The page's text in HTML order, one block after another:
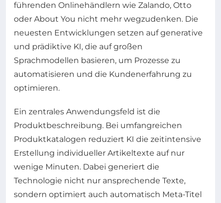
führenden Onlinehändlern wie Zalando, Otto
oder About You nicht mehr wegzudenken. Die
neuesten Entwicklungen setzen auf generative
und prädiktive KI, die auf großen
Sprachmodellen basieren, um Prozesse zu
automatisieren und die Kundenerfahrung zu
optimieren.
Ein zentrales Anwendungsfeld ist die
Produktbeschreibung. Bei umfangreichen
Produktkatalogen reduziert KI die zeitintensive
Erstellung individueller Artikeltexte auf nur
wenige Minuten. Dabei generiert die
Technologie nicht nur ansprechende Texte,
sondern optimiert auch automatisch Meta-Titel